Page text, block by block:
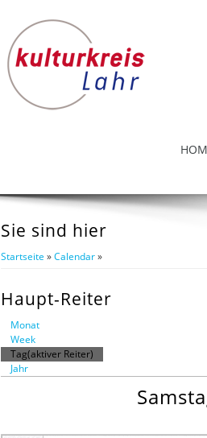
Sie sind hier
Startseite »Calendar»
Haupt-Reiter
Monat
Week
Tag(aktiver Reiter)
Jahr